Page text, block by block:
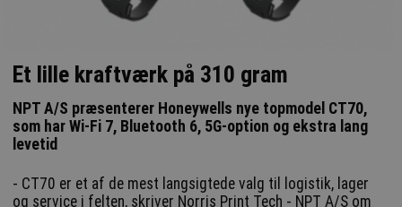
Et lille kraftværk på 310 gram
NPT A/S præsenterer Honeywells nye topmodel CT70,
som har Wi-Fi 7, Bluetooth 6, 5G-option og ekstra lang
levetid
- CT70 er et af de mest langsigtede valg til logistik, lager
og service i felten, skriver Norris Print Tech - NPT A/S om